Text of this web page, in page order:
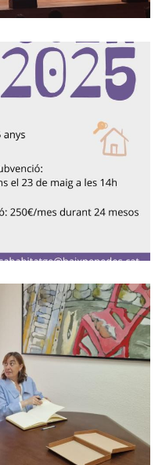
Bo Lloguer
Com A
País IDIADA